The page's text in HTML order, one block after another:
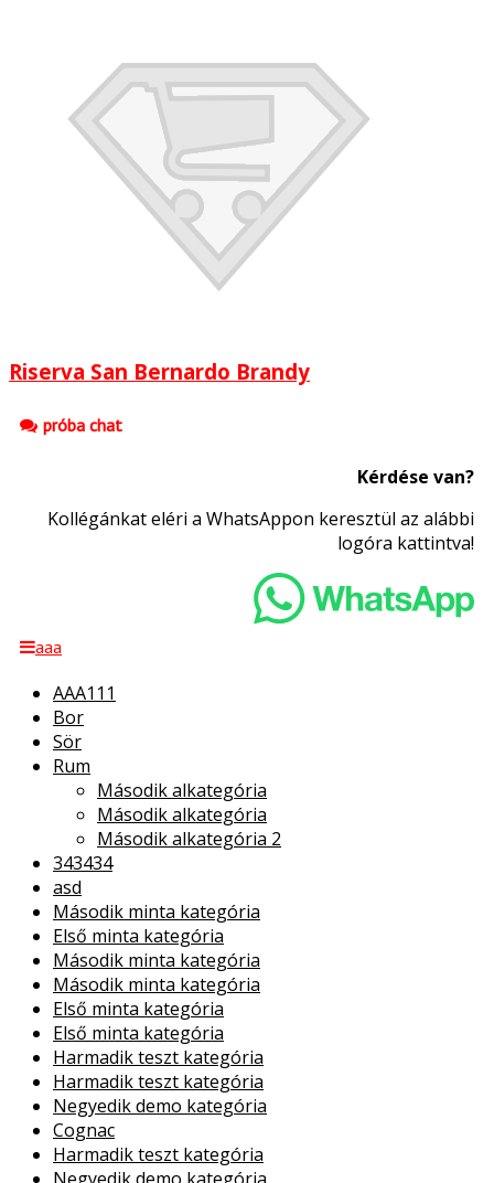
Riserva San Bernardo Brandy
próba chat
Kérdése van?
Kollégánkat eléri a WhatsAppon keresztül az alábbi
logóra kattintva!
aaa
AAA111
Bor
Sör
Rum
Második alkategória
Második alkategória
Második alkategória 2
343434
asd
Második minta kategória
Első minta kategória
Második minta kategória
Második minta kategória
Első minta kategória
Első minta kategória
Harmadik teszt kategória
Harmadik teszt kategória
Negyedik demo kategória
Cognac
Harmadik teszt kategória